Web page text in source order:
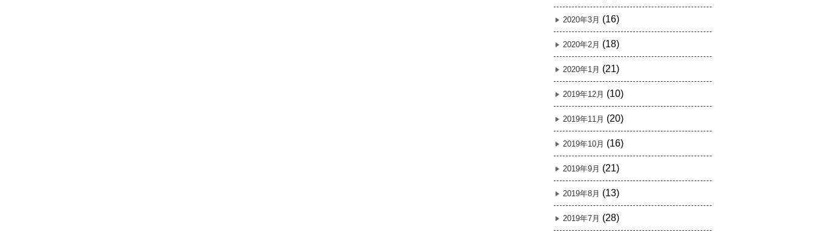
2020年3月 (16)
2020年2月 (18)
2020年1月 (21)
2019年12月 (10)
2019年11月 (20)
2019年10月 (16)
2019年9月 (21)
2019年8月 (13)
2019年7月 (28)